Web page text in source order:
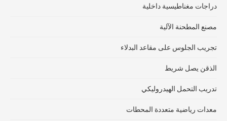
دراجات مغناطيسية داخلية
مصنع المطحنة الآلية
تجريب الجلوس على مقاعد البدلاء
الذقن يصل شريط
تدريب التحمل الهيدروليكي
معدات رياضية متعددة المحطات